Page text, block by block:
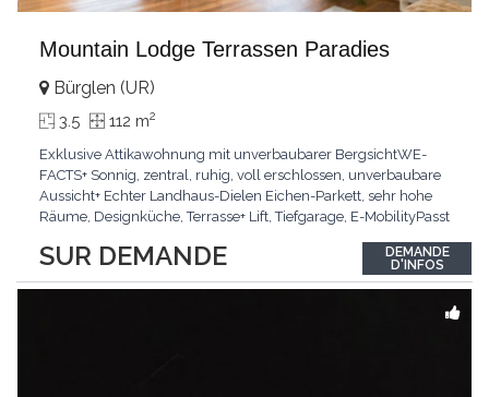
Mountain Lodge Terrassen Paradies
SUR DEMANDE
Bürglen (UR)
3.5 112 m2
Exklusive Attikawohnung mit unverbaubarer BergsichtWE-
FACTS+ Sonnig, zentral, ruhig, voll erschlossen, unverbaubare
Aussicht+ Echter Landhaus-Dielen Eichen-Parkett, sehr hohe
Räume, Designküche, Terrasse+ Lift, Tiefgarage, E-MobilityPasst
ArchitekturKLARTEXT: Grosszügig, sonnig und kompromisslos
hochwertig mit Logenplatz.Interessiert?...
DEMANDE
D'INFOS